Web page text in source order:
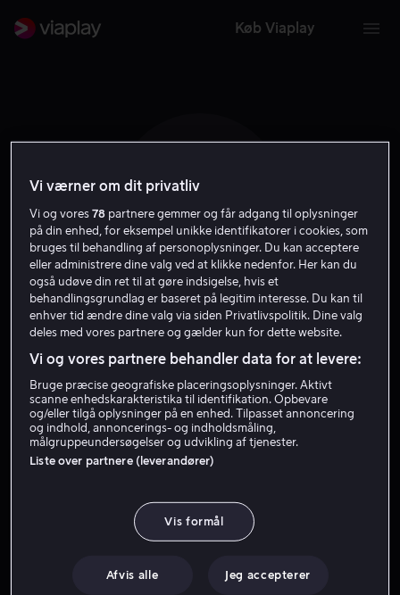
Køb Viaplay
J W
Justin Wu
Instruktør
Vi værner om dit privatliv
Vi og vores78 partnere gemmer og får adgang til oplysninger
på din enhed, for eksempel unikke identifikatorer i cookies, som
bruges til behandling af personoplysninger. Du kan acceptere
eller administrere dine valg ved at klikke nedenfor. Her kan du
også udøve din ret til at gøre indsigelse, hvis et
behandlingsgrundlag er baseret på legitim interesse. Du kan til
enhver tid ændre dine valg via siden Privatlivspolitik. Dine valg
deles med vores partnere og gælder kun for dette website.
Vi og vores partnere behandler data for at levere:
Bruge præcise geografiske placeringsoplysninger. Aktivt
scanne enhedskarakteristika til identifikation. Opbevare
og/eller tilgå oplysninger på en enhed. Tilpasset annoncering
og indhold, annoncerings- og indholdsmåling,
målgruppeundersøgelser og udvikling af tjenester.
Liste over partnere (leverandører)
Vis formål
Afvis alle Jeg accepterer